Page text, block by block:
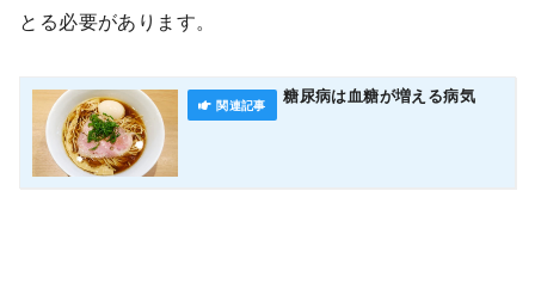
とる必要があります。
糖尿病は血糖が増える病気